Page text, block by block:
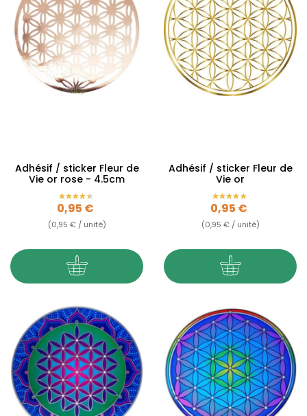
Adhésif / sticker Fleur de
Vie or rose - 4.5cm
Prix
0,95 €
(0,95 € / unité)
Adhésif / sticker Fleur de
Vie or
Prix
0,95 €
(0,95 € / unité)